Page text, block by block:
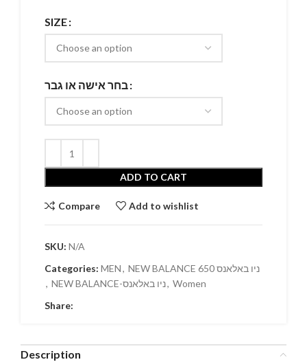
SIZE
בחר אישה או גבר
ADD TO CART
Compare Add to wishlist
SKU: N/A
Categories: MEN,
NEW BALANCE 650 ניו באלאנס
,
NEW BALANCE-ניו באלאנס, Women
Share:
Description